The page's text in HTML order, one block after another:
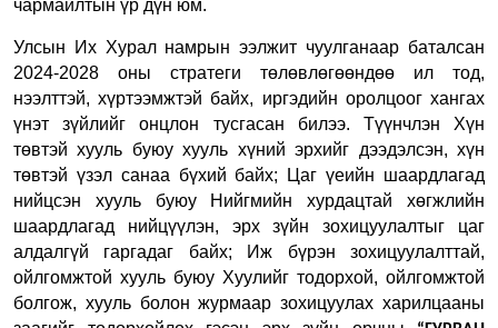
чармайлтын үр дүн юм.
Улсын Их Хурал намрын ээлжит чуулганаар баталсан
2024-2028 оны стратеги төлөвлөгөөндөө ил тод,
нээлттэй, хүртээмжтэй байх, иргэдийн оролцоог хангах
үнэт зүйлийг онцлон тусгасан билээ. Түүнчлэн Хүн
төвтэй хууль буюу хууль хүний эрхийг дээдэлсэн, хүн
төвтэй үзэл санаа бүхий байх; Цаг үеийн шаардлагад
нийцсэн хууль буюу Нийгмийн хурдацтай хөгжлийн
шаардлагад нийцүүлэн, эрх зүйн зохицуулалтыг цаг
алдалгүй гаргадаг байх; Иж бүрэн зохицуулалттай,
ойлгомжтой хууль буюу Хуулийг тодорхой, ойлгомжтой
болгож, хууль болон журмаар зохицуулах харилцааны